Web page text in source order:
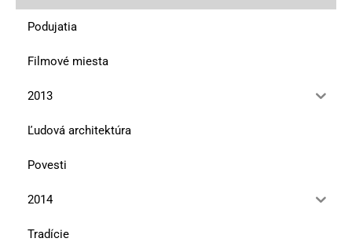
Podujatia
Filmové miesta
2013
Ľudová architektúra
Povesti
2014
Tradície